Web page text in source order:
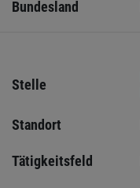
Bundesland
Stelle
Standort
Tätigkeitsfeld